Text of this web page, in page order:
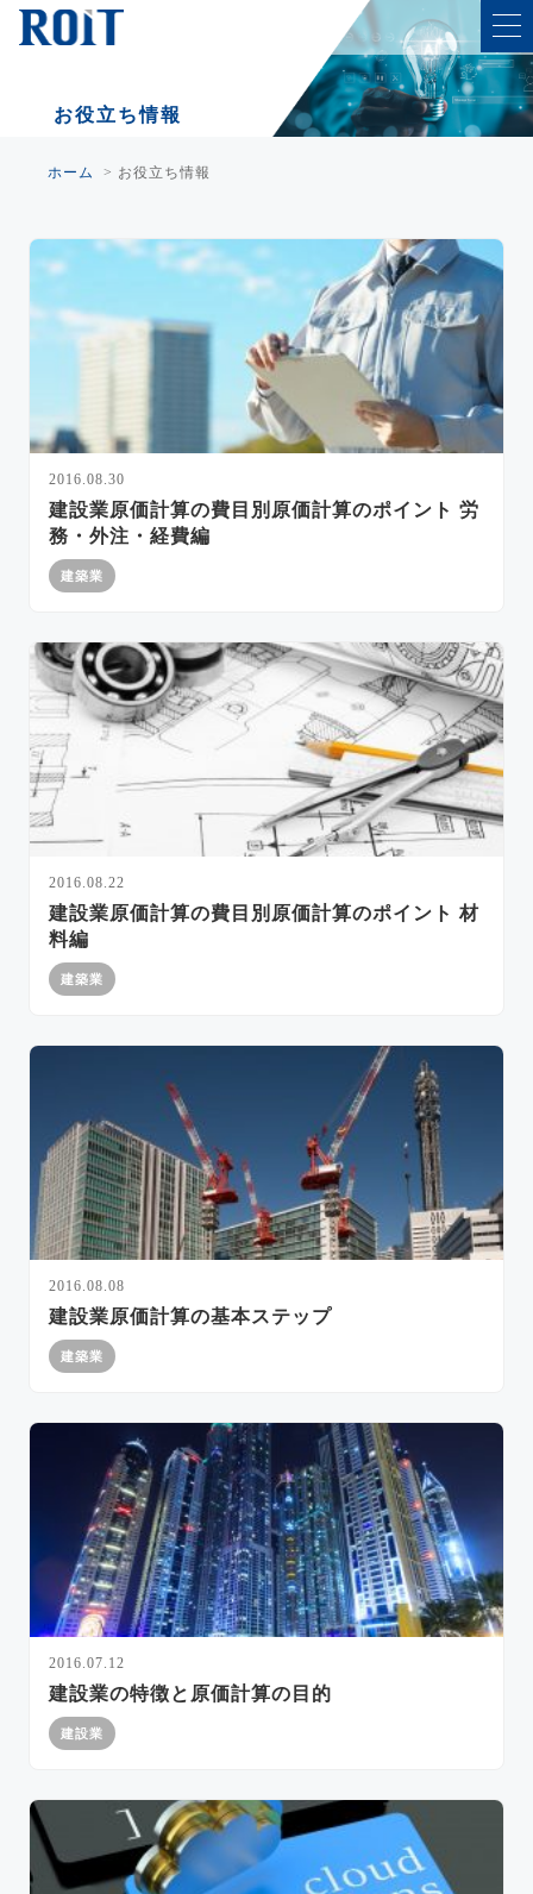
お役立ち情報
ホーム > お役立ち情報
2016.08.30
建設業原価計算の費目別原価計算のポイント 労
務・外注・経費編
建築業
2016.08.22
建設業原価計算の費目別原価計算のポイント 材
料編
建築業
2016.08.08
建設業原価計算の基本ステップ
建築業
2016.07.12
建設業の特徴と原価計算の目的
建設業